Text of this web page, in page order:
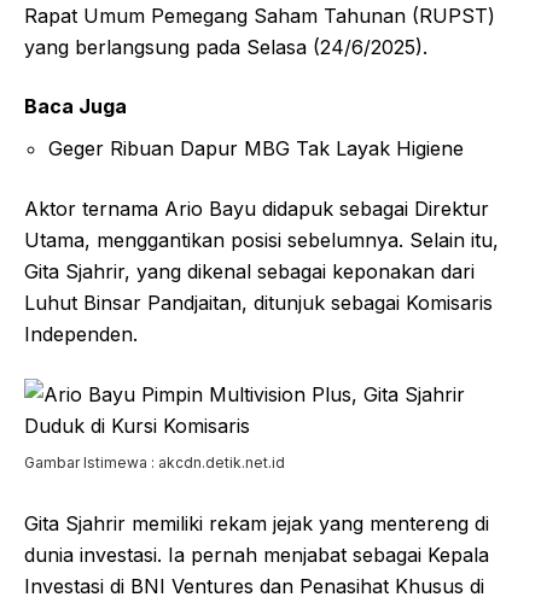
Rapat Umum Pemegang Saham Tahunan (RUPST)
yang berlangsung pada Selasa (24/6/2025).
Baca Juga
Geger Ribuan Dapur MBG Tak Layak Higiene
Aktor ternama Ario Bayu didapuk sebagai Direktur
Utama, menggantikan posisi sebelumnya. Selain itu,
Gita Sjahrir, yang dikenal sebagai keponakan dari
Luhut Binsar Pandjaitan, ditunjuk sebagai Komisaris
Independen.
Gambar Istimewa : akcdn.detik.net.id
Gita Sjahrir memiliki rekam jejak yang mentereng di
dunia investasi. Ia pernah menjabat sebagai Kepala
Investasi di BNI Ventures dan Penasihat Khusus di